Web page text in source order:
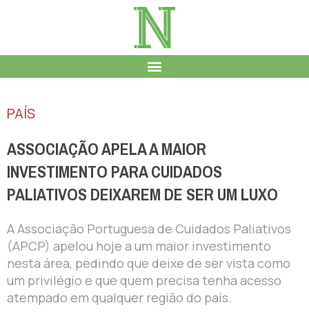
PAÍS
ASSOCIAÇÃO APELA A MAIOR
INVESTIMENTO PARA CUIDADOS
PALIATIVOS DEIXAREM DE SER UM LUXO
A Associação Portuguesa de Cuidados Paliativos
(APCP) apelou hoje a um maior investimento
nesta área, pedindo que deixe de ser vista como
um privilégio e que quem precisa tenha acesso
atempado em qualquer região do país.